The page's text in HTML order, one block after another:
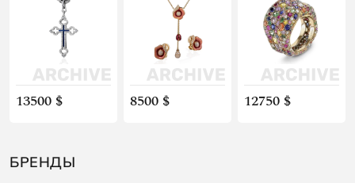
13500 $ 8500 $ 12750 $
БРЕНДЫ